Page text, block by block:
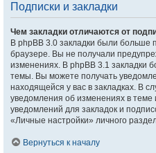
Подписки и закладки
Чем закладки отличаются от
В phpBB 3.0 закладки были больше
браузере. Вы не получали
изменениях. В phpBB 3.1 закладки
темы. Вы можете получать
находящейся у вас в закладках. В
уведомления об изменениях в
уведомлений для закладок и
«Личные настройки» личного
Вернуться к началу